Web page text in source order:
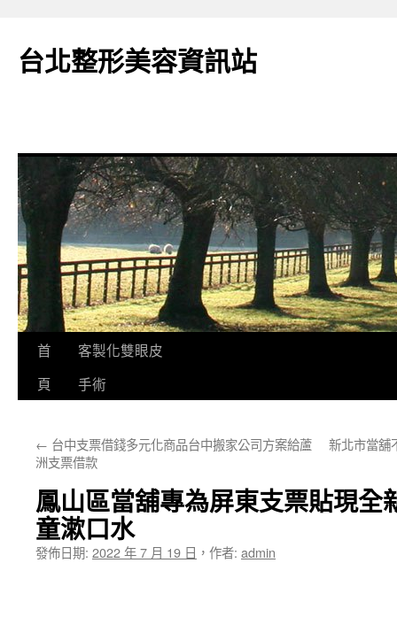
台北整形美容資訊站
跳
要
容
首
頁
客製化雙眼皮
手術
← 台中支票借錢多元化商品台中搬家公司方案給蘆
洲支票借款
新北市當舖
鳳山區當舖專為屏東支票貼現全
童漱口水
發佈日期: 2022 年 7 月 19 日 ， 作者: admin